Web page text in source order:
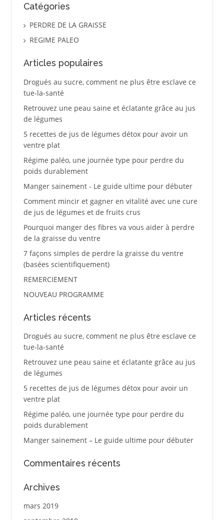
Catégories
PERDRE DE LA GRAISSE
REGIME PALEO
Articles populaires
Drogués au sucre, comment ne plus être esclave ce
tue-la-santé
Retrouvez une peau saine et éclatante grâce au jus
de légumes
5 recettes de jus de légumes détox pour avoir un
ventre plat
Régime paléo, une journée type pour perdre du
poids durablement
Manger sainement - Le guide ultime pour débuter
Comment mincir et gagner en vitalité avec une cure
de jus de légumes et de fruits crus
Pourquoi manger des fibres va vous aider à perdre
de la graisse du ventre
7 façons simples de perdre la graisse du ventre
(basées scientifiquement)
REMERCIEMENT
NOUVEAU PROGRAMME
Articles récents
Drogués au sucre, comment ne plus être esclave ce
tue-la-santé
Retrouvez une peau saine et éclatante grâce au jus
de légumes
5 recettes de jus de légumes détox pour avoir un
ventre plat
Régime paléo, une journée type pour perdre du
poids durablement
Manger sainement – Le guide ultime pour débuter
Commentaires récents
Archives
mars 2019